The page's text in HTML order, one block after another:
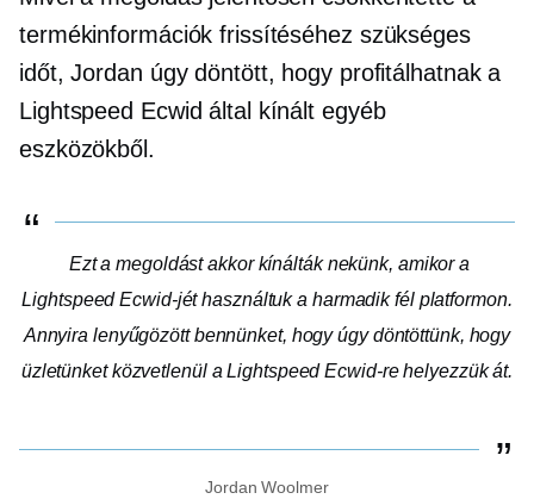
termékinformációk frissítéséhez szükséges
időt, Jordan úgy döntött, hogy profitálhatnak a
Lightspeed Ecwid által kínált egyéb
eszközökből.
Ezt a megoldást akkor kínálták nekünk, amikor a
Lightspeed Ecwid-jét használtuk a harmadik félplatformon.
Annyira lenyűgözött bennünket, hogy úgy döntöttünk, hogy
üzletünket közvetlenül a Lightspeed Ecwid-re helyezzük át.
Jordan Woolmer